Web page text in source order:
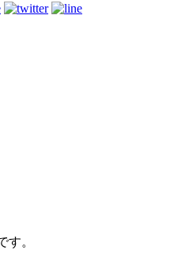
す。